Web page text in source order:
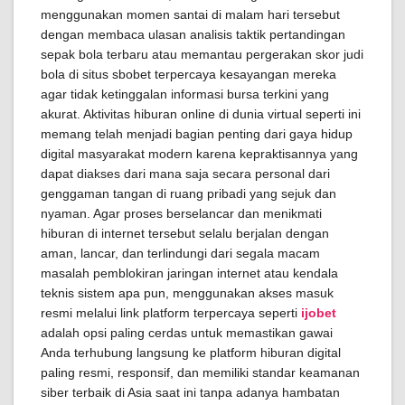
menggunakan momen santai di malam hari tersebut
dengan membaca ulasan analisis taktik pertandingan
sepak bola terbaru atau memantau pergerakan skor judi
bola di situs sbobet terpercaya kesayangan mereka
agar tidak ketinggalan informasi bursa terkini yang
akurat. Aktivitas hiburan online di dunia virtual seperti ini
memang telah menjadi bagian penting dari gaya hidup
digital masyarakat modern karena kepraktisannya yang
dapat diakses dari mana saja secara personal dari
genggaman tangan di ruang pribadi yang sejuk dan
nyaman. Agar proses berselancar dan menikmati
hiburan di internet tersebut selalu berjalan dengan
aman, lancar, dan terlindungi dari segala macam
masalah pemblokiran jaringan internet atau kendala
teknis sistem apa pun, menggunakan akses masuk
resmi melalui link platform terpercaya seperti ijobet
adalah opsi paling cerdas untuk memastikan gawai
Anda terhubung langsung ke platform hiburan digital
paling resmi, responsif, dan memiliki standar keamanan
siber terbaik di Asia saat ini tanpa adanya hambatan